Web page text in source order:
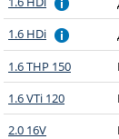
1.6 HDi
1.6 THP 150
1.6 VTi 120
2.0 16V